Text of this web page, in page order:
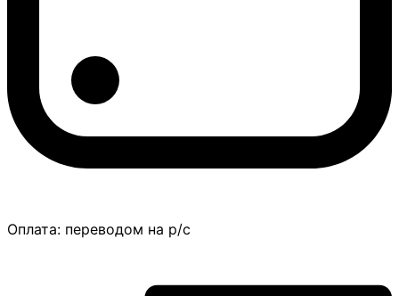
Оплата: переводом на р/с